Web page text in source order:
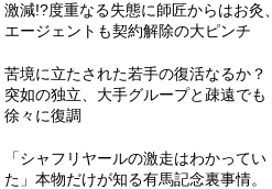
激減!?度重なる失態に師匠からはお灸、
エージェントも契約解除の大ピンチ
苦境に立たされた若手の復活なるか？
突如の独立、大手グループと疎遠でも
徐々に復調
「シャフリヤールの激走はわかってい
た」本物だけが知る有馬記念裏事情。